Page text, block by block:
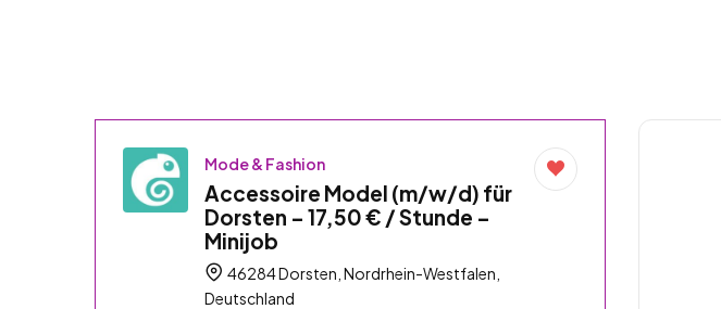
Mode & Fashion
Accessoire Model (m/w/d) für
Dorsten – 17,50 € / Stunde –
Minijob
46284 Dorsten, Nordrhein-Westfalen,
Deutschland